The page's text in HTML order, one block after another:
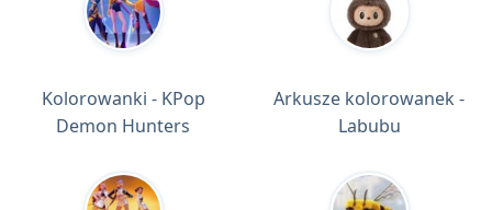
Kolorowanki - KPop
Demon Hunters
Arkusze kolorowanek -
Labubu